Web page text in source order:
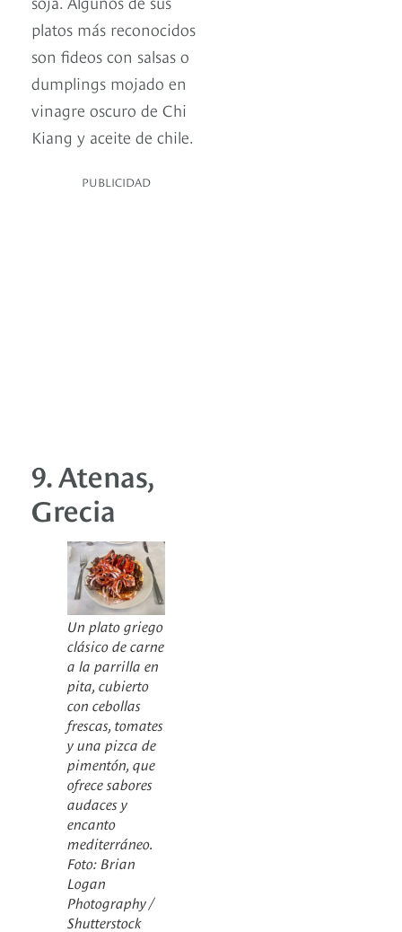
platos más reconocidos
son fideos con salsas o
dumplings mojado en
vinagre oscuro de Chi
Kiang y aceite de chile.
PUBLICIDAD
9. Atenas,
Grecia
Un plato griego
clásico de carne
a la parrilla en
pita, cubierto
con cebollas
frescas, tomates
y una pizca de
pimentón, que
ofrece sabores
audaces y
encanto
mediterráneo.
Foto: Brian
Logan
Photography /
Shutterstock